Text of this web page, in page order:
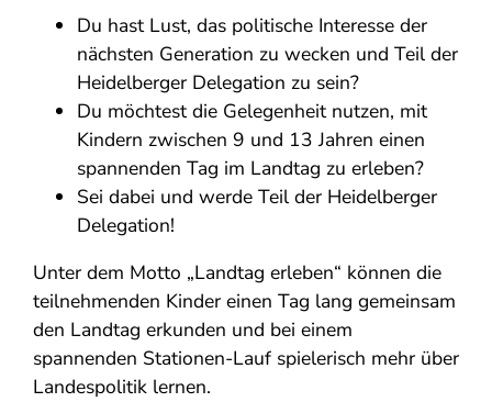
Du hast Lust, das politische Interesse der
nächsten Generation zu wecken und Teil der
Heidelberger Delegation zu sein?
Du möchtest die Gelegenheit nutzen, mit
Kindern zwischen 9 und 13 Jahren einen
spannenden Tag im Landtag zu erleben?
Sei dabei und werde Teil der Heidelberger
Delegation!
Unter dem Motto „Landtag erleben“ können die
teilnehmenden Kinder einen Tag lang gemeinsam
den Landtag erkunden und bei einem
spannenden Stationen-Lauf spielerisch mehr über
Landespolitik lernen.